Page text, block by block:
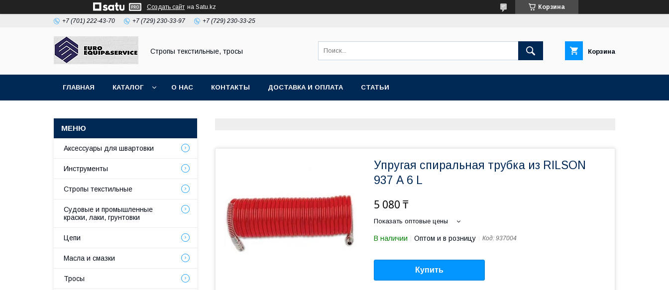
Создать сайт на Satu.kz Корзина
+7 (701) 222-43-70 +7 (729) 230-33-97 +7 (729) 230-33-25
Стропы текстильные, тросы Корзина
ГЛАВНАЯ КАТАЛОГ О НАС КОНТАКТЫ ДОСТАВКА И ОПЛАТА СТАТЬИ
Упругая спиральная трубка из RILSON
937 А 6 L
5 080 ₸
Показать оптовые цены
В наличии Оптом и в розницу Код: 937004
Купить
Аксессуары для швартовки
Инструменты
Стропы текстильные
Судовые и промышленные
краски, лаки, грунтовки
Цепи
Масла и смазки
Тросы